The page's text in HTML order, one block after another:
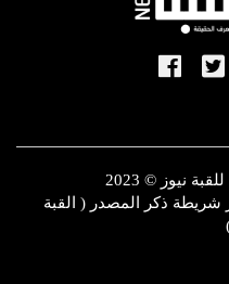
نيوز © 2023
شريطة ذكر المصدر ( القبة